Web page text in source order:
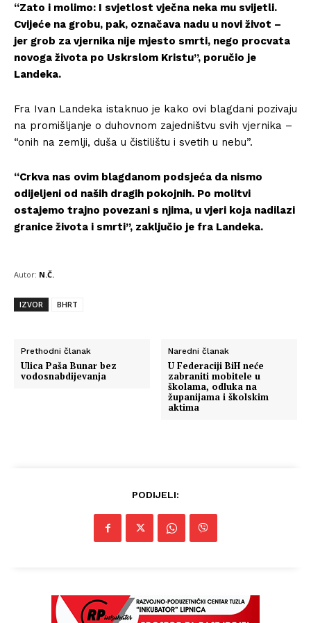
“Zato i molimo: I svjetlost vječna neka mu svijetli.
Cvijeće na grobu, pak, označava nadu u novi život –
jer grob za vjernika nije mjesto smrti, nego procvata
novoga života po Uskrslom Kristu”, poručio je
Landeka.
Fra Ivan Landeka istaknuo je kako ovi blagdani pozivaju
na promišljanje o duhovnom zajedništvu svih vjernika –
“onih na zemlji, duša u čistilištu i svetih u nebu”.
“Crkva nas ovim blagdanom podsjeća da nismo
odijeljeni od naših dragih pokojnih. Po molitvi
ostajemo trajno povezani s njima, u vjeri koja nadilazi
granice života i smrti”, zaključio je fra Landeka.
Autor: N.Č.
IZVOR BHRT
Prethodni članak
Ulica Paša Bunar bez
vodosnabdijevanja
Naredni članak
U Federaciji BiH neće
zabraniti mobitele u
školama, odluka na
županijama i školskim
aktima
PODIJELI: